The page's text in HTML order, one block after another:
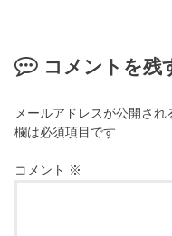
コメントを残
メールアドレスが公開され
欄は必須項目です
コメント ※